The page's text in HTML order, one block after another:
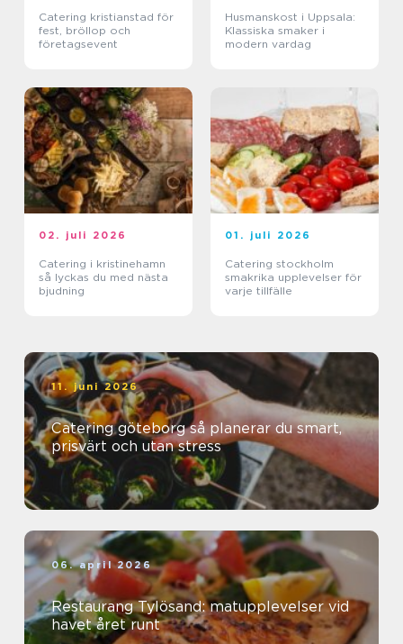
Catering kristianstad för
fest, bröllop och
företagsevent
Husmanskost i Uppsala:
Klassiska smaker i
modern vardag
02. juli 2026
Catering i kristinehamn
så lyckas du med nästa
bjudning
01. juli 2026
Catering stockholm
smakrika upplevelser för
varje tillfälle
11. juni 2026
Catering göteborg så planerar du smart,
prisvärt och utan stress
06. april 2026
Restaurang Tylösand: matupplevelser vid
havet året runt